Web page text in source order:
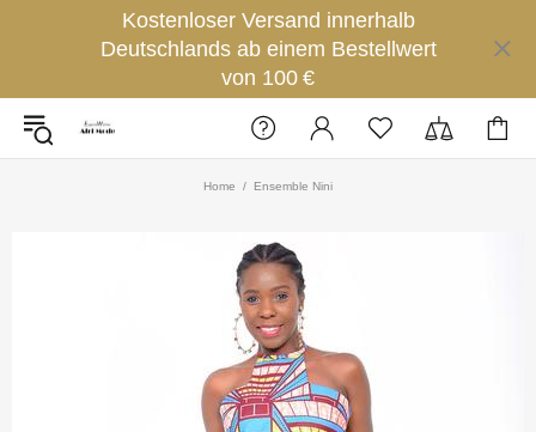
Kostenloser Versand innerhalb
Deutschlands ab einem Bestellwert
von 100 €
Home Ensemble Nini